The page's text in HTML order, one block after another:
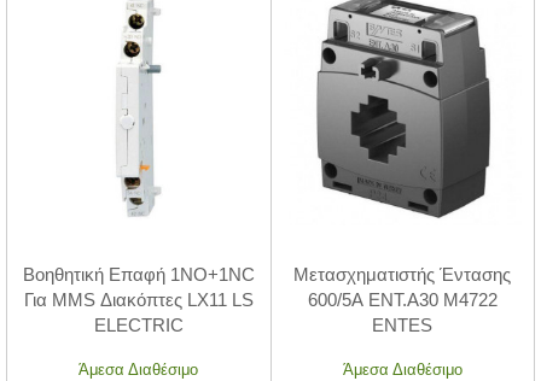
Βοηθητική Επαφή 1NO+1NC
Για MMS Διακόπτες LX11 LS
ELECTRIC
Άμεσα Διαθέσιμο
Μετασχηματιστής Έντασης
600/5A ΕΝΤ.Α30 M4722
ENTES
Άμεσα Διαθέσιμο